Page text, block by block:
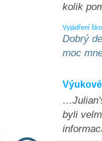
kolik
Vyjádření
Dobrý
moc
byli